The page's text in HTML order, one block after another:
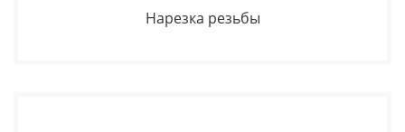
Нарезка резьбы